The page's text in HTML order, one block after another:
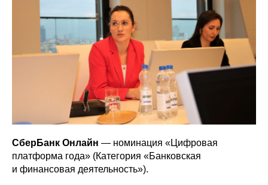
СберБанк Онлайн — номинация «Цифровая
платформа года» (Категория «Банковская
и финансовая деятельность»).